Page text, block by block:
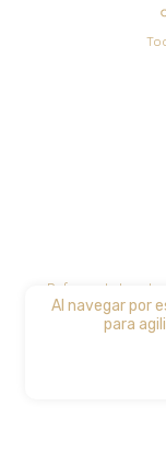
Al navegar por
para
Defensa de las y